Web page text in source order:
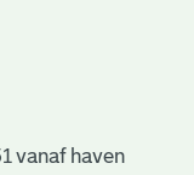
vanaf haven